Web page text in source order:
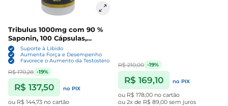
Tribulus 1000mg com 90 %
Saponin, 100 Cápsulas,
Dragon Elite
Suporte à Libido
Aumenta Força e Desempenho
Favorece o Aumento da Testosterona
R$ 170,28 -19%
R$ 137,50 no PIX
ou R$ 144,73 no cartão
R$ 210,00 -19%
R$ 169,10 no PIX
ou R$ 178,00 no cartão
ou 2x de R$ 89,00 sem juros